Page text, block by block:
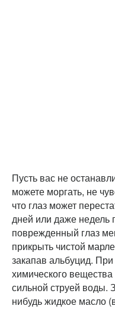
Пусть вас не
можете моргать, не
что глаз может
дней или даже
поврежденный глаз
прикрыть чистой
закапав альбуцид.
химического
сильной струей воды.
нибудь жидкое масло